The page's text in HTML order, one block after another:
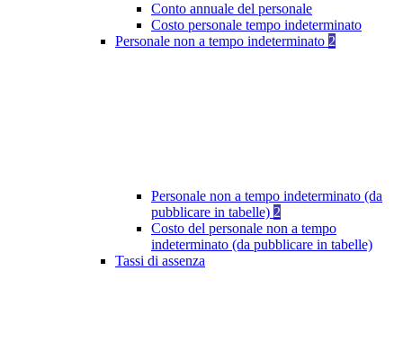
Conto annuale del personale
Costo personale tempo indeterminato
Personale non a tempo indeterminato 2
Personale non a tempo indeterminato (da
pubblicare in tabelle) 2
Costo del personale non a tempo
indeterminato (da pubblicare in tabelle)
Tassi di assenza